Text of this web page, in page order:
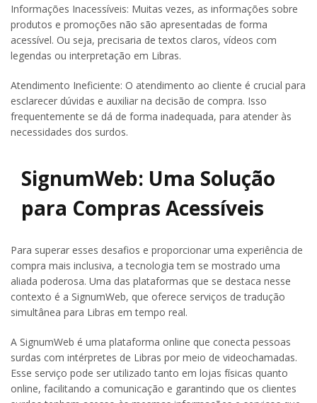
Informações Inacessíveis: Muitas vezes, as informações sobre
produtos e promoções não são apresentadas de forma
acessível. Ou seja, precisaria de textos claros, vídeos com
legendas ou interpretação em Libras.
Atendimento Ineficiente: O atendimento ao cliente é crucial para
esclarecer dúvidas e auxiliar na decisão de compra. Isso
frequentemente se dá de forma inadequada, para atender às
necessidades dos surdos.
SignumWeb: Uma Solução
para Compras Acessíveis
Para superar esses desafios e proporcionar uma experiência de
compra mais inclusiva, a tecnologia tem se mostrado uma
aliada poderosa. Uma das plataformas que se destaca nesse
contexto é a SignumWeb, que oferece serviços de tradução
simultânea para Libras em tempo real.
A SignumWeb é uma plataforma online que conecta pessoas
surdas com intérpretes de Libras por meio de videochamadas.
Esse serviço pode ser utilizado tanto em lojas físicas quanto
online, facilitando a comunicação e garantindo que os clientes